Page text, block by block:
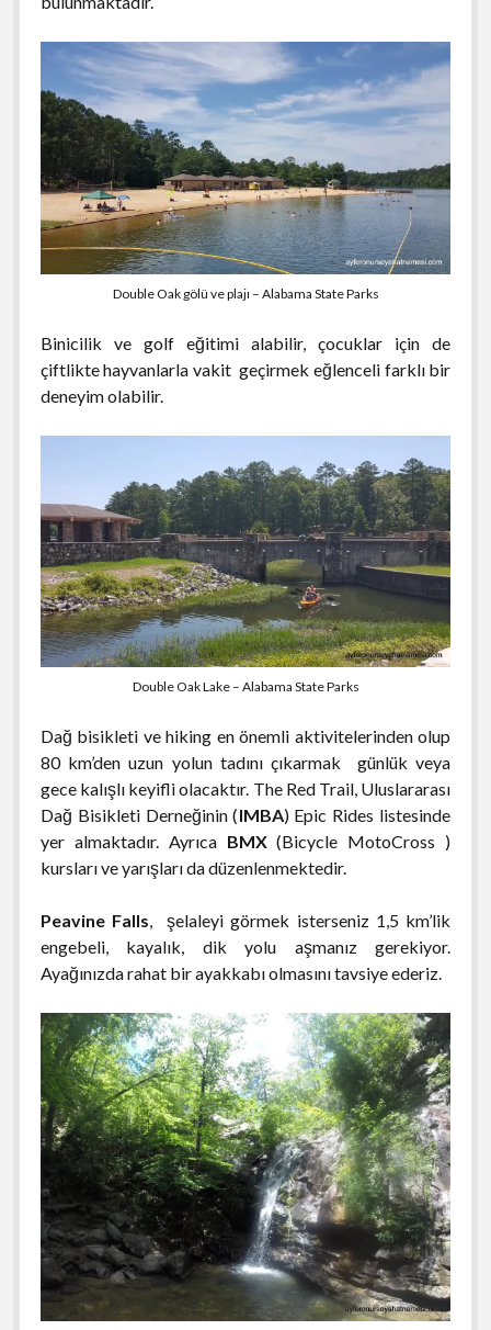
Double Oak gölü ve plajı – Alabama State Parks
Binicilik ve golf eğitimi alabilir, çocuklar için de
çiftlikte hayvanlarla vakit geçirmek eğlenceli farklı bir
deneyim olabilir.
Double Oak Lake – Alabama State Parks
Dağ bisikleti ve hiking en önemli aktivitelerinden olup
80 km’den uzun yolun tadını çıkarmak günlük veya
gece kalışlı keyifli olacaktır. The Red Trail, Uluslararası
Dağ Bisikleti Derneğinin (IMBA) Epic Rides listesinde
yer almaktadır. Ayrıca BMX(Bicycle MotoCross )
kursları ve yarışları da düzenlenmektedir.
Peavine Falls , şelaleyi görmek isterseniz 1,5 km’lik
engebeli, kayalık, dik yolu aşmanız gerekiyor.
Ayağınızda rahat bir ayakkabı olmasını tavsiye ederiz.